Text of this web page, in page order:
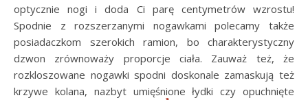
optycznie nogi i doda Ci parę centymetrów wzrostu!
Spodnie z rozszerzanymi nogawkami polecamy także
posiadaczkom szerokich ramion, bo charakterystyczny
dzwon zrównoważy proporcje ciała. Zauważ też, że
rozkloszowane nogawki spodni doskonale zamaskują też
krzywe kolana, nazbyt umięśnione łydki czy opuchnięte